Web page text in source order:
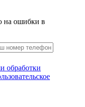
на ошибки в
обработки